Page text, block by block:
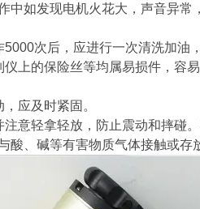
中如发现电机火花大，声音异常
次后，应进行一次清洗加油
上的保险丝等均属易损件，容
应及时紧固。
意轻拿轻放，防止震动和摔碰
酸、碱等有害物质气体接触或存